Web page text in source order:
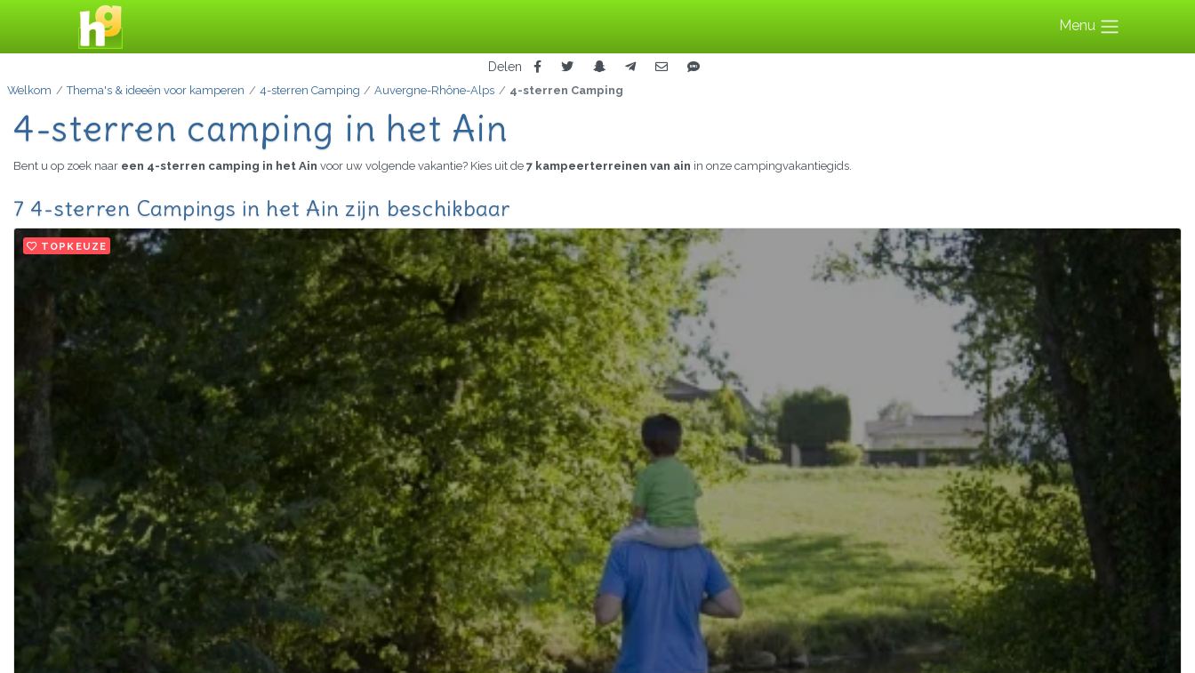
Menu
Delen
Welkom Thema's & ideeën voor kamperen 4-sterren Camping Auvergne-Rhône-Alps 4-sterren Camping
4-sterren camping in het Ain
Bent u op zoek naar een 4-sterren camping in het Ain voor uw volgende vakantie? Kies uit de 7 kampeerterreinen van ain in onze campingvakantiegids.
7 4-sterren Campings in het Ain zijn beschikbaar
TOPKEUZE